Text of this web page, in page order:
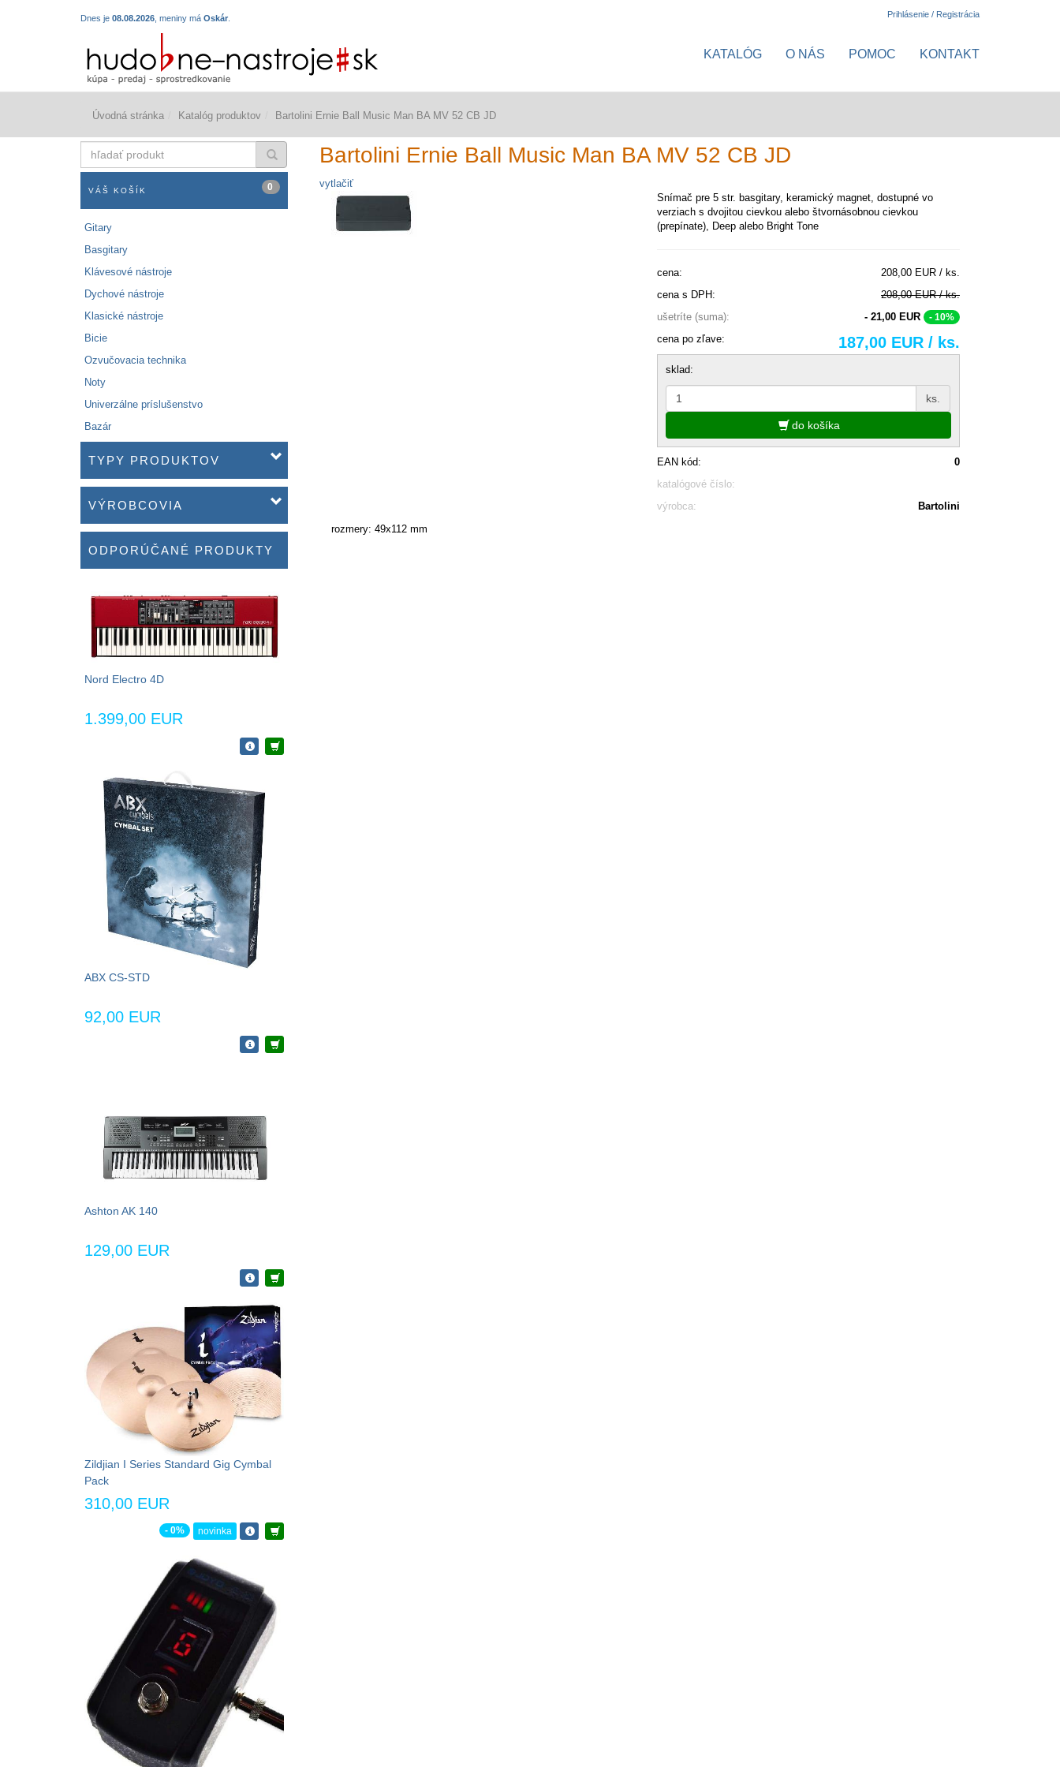
Dnes je 08.08.2026 , meniny má Oskár Prihlásenie / Registrácia
KATALÓG O NÁS POMOC KONTAKT
Úvodná stránka Katalóg produktov Bartolini Ernie Ball Music Man BA MV 52 CB JD
produkt
VÁŠ KOŠÍK 0
Gitary
Basgitary
Klávesové nástroje
Dychové nástroje
Klasické nástroje
Bicie
Ozvučovacia technika
Noty
Univerzálne príslušenstvo
Bazár
TYPY PRODUKTOV
VÝROBCOVIA
ODPORÚČANÉ PRODUKTY
Nord Electro 4D
1.399,00 EUR
ABX CS-STD
92,00 EUR
Ashton AK 140
129,00 EUR
Zildjian I Series Standard Gig Cymbal
Pack
310,00 EUR
- 0% novinka
Bartolini Ernie Ball Music Man BA MV 52 CB JD
vytlačiť
Snímač pre 5 str. basgitary, keramický magnet, dostupné vo
verziach s dvojitou cievkou alebo štvornásobnou cievkou
(prepínate), Deep alebo Bright Tone
cena:
208,00 EUR / ks.
cena s DPH:
208,00 EUR / ks.
ušetríte (suma):
- 21,00 EUR - 10%
cena po zľave: 187,00 EUR / ks.
sklad:
ks.
do košíka
EAN kód:
0
katalógové číslo:
výrobca:
Bartolini
rozmery: 49x112 mm